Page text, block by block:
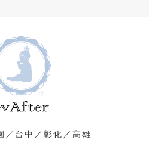
／台中／彰化／高雄